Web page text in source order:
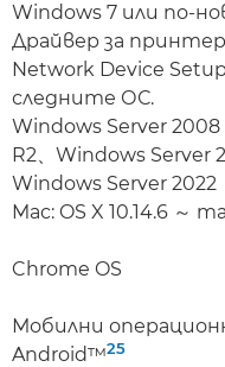
Windows 7 или по-
Драйвер за
Network Device
следните ОС.
Windows Server 2008
R2、Windows Server
Windows Server 2022
Mac: OS X 10.14.6 ～
Chrome OS
Мобилни
Android™25